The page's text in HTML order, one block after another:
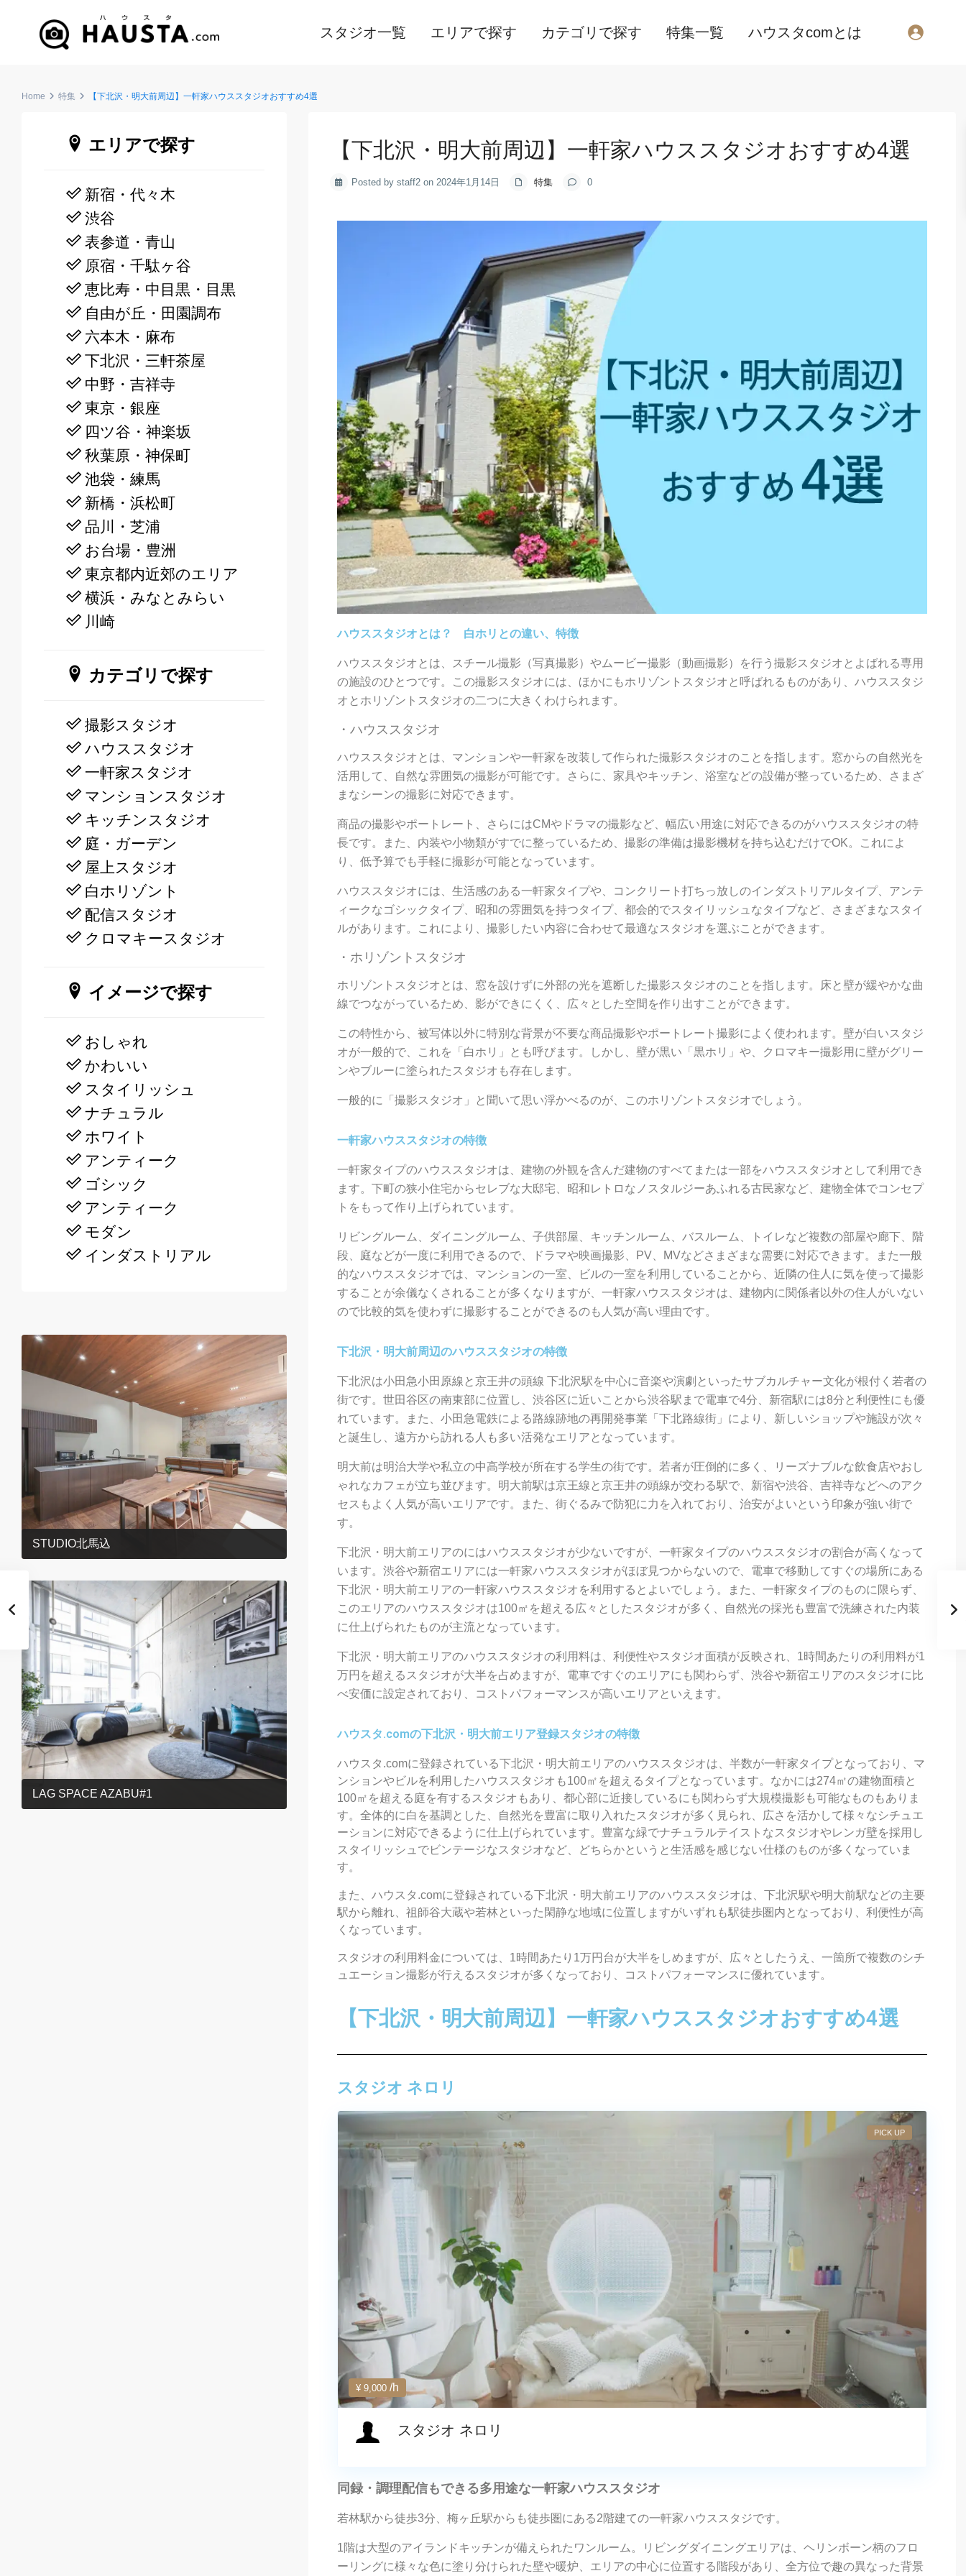
スタジオ一覧 エリアで探す カテゴリで探す 特集一覧 ハウスタcomとは
Home 特集 【下北沢・明大前周辺】一軒家ハウススタジオおすすめ4選
【下北沢・明大前周辺】一軒家ハウススタジオおすすめ4選
Posted by staff2 on 2024年1月14日 特集 0
ハウススタジオとは？ 白ホリとの違い、特徴
ハウススタジオとは、スチール撮影（写真撮影）やムービー撮影（動画撮影）を行う撮影スタジオとよばれる専用
の施設のひとつです。この撮影スタジオには、ほかにもホリゾントスタジオと呼ばれるものがあり、ハウススタジ
オとホリゾントスタジオの二つに大きくわけられます。
・ハウススタジオ
ハウススタジオとは、マンションや一軒家を改装して作られた撮影スタジオのことを指します。窓からの自然光を
活用して、自然な雰囲気の撮影が可能です。さらに、家具やキッチン、浴室などの設備が整っているため、さまざ
まなシーンの撮影に対応できます。
商品の撮影やポートレート、さらにはCMやドラマの撮影など、幅広い用途に対応できるのがハウススタジオの特
長です。また、内装や小物類がすでに整っているため、撮影の準備は撮影機材を持ち込むだけでOK。これによ
り、低予算でも手軽に撮影が可能となっています。
ハウススタジオには、生活感のある一軒家タイプや、コンクリート打ちっ放しのインダストリアルタイプ、アンテ
ィークなゴシックタイプ、昭和の雰囲気を持つタイプ、都会的でスタイリッシュなタイプなど、さまざまなスタイ
ルがあります。これにより、撮影したい内容に合わせて最適なスタジオを選ぶことができます。
・ホリゾントスタジオ
ホリゾントスタジオとは、窓を設けずに外部の光を遮断した撮影スタジオのことを指します。床と壁が緩やかな曲
線でつながっているため、影ができにくく、広々とした空間を作り出すことができます。
この特性から、被写体以外に特別な背景が不要な商品撮影やポートレート撮影によく使われます。壁が白いスタジ
オが一般的で、これを「白ホリ」とも呼びます。しかし、壁が黒い「黒ホリ」や、クロマキー撮影用に壁がグリー
ンやブルーに塗られたスタジオも存在します。
一般的に「撮影スタジオ」と聞いて思い浮かべるのが、このホリゾントスタジオでしょう。
一軒家ハウススタジオの特徴
一軒家タイプのハウススタジオは、建物の外観を含んだ建物のすべてまたは一部をハウススタジオとして利用でき
ます。下町の狭小住宅からセレブな大邸宅、昭和レトロなノスタルジーあふれる古民家など、建物全体でコンセプ
トをもって作り上げられています。
リビングルーム、ダイニングルーム、子供部屋、キッチンルーム、バスルーム、トイレなど複数の部屋や廊下、階
段、庭などが一度に利用できるので、ドラマや映画撮影、PV、MVなどさまざまな需要に対応できます。また一般
的なハウススタジオでは、マンションの一室、ビルの一室を利用していることから、近隣の住人に気を使って撮影
することが余儀なくされることが多くなりますが、一軒家ハウススタジオは、建物内に関係者以外の住人がいない
ので比較的気を使わずに撮影することができるのも人気が高い理由です。
下北沢・明大前周辺のハウススタジオの特徴
下北沢は小田急小田原線と京王井の頭線 下北沢駅を中心に音楽や演劇といったサブカルチャー文化が根付く若者の
街です。世田谷区の南東部に位置し、渋谷区に近いことから渋谷駅まで電車で4分、新宿駅には8分と利便性にも優
れています。また、小田急電鉄による路線跡地の再開発事業「下北路線街」により、新しいショップや施設が次々
と誕生し、遠方から訪れる人も多い活発なエリアとなっています。
明大前は明治大学や私立の中高学校が所在する学生の街です。若者が圧倒的に多く、リーズナブルな飲食店やおし
ゃれなカフェが立ち並びます。明大前駅は京王線と京王井の頭線が交わる駅で、新宿や渋谷、吉祥寺などへのアク
セスもよく人気が高いエリアです。また、街ぐるみで防犯に力を入れており、治安がよいという印象が強い街で
す。
下北沢・明大前エリアのにはハウススタジオが少ないですが、一軒家タイプのハウススタジオの割合が高くなって
います。渋谷や新宿エリアには一軒家ハウススタジオがほぼ見つからないので、電車で移動してすぐの場所にある
下北沢・明大前エリアの一軒家ハウススタジオを利用するとよいでしょう。また、一軒家タイプのものに限らず、
このエリアのハウススタジオは100㎡を超える広々としたスタジオが多く、自然光の採光も豊富で洗練された内装
に仕上げられたものが主流となっています。
下北沢・明大前エリアのハウススタジオの利用料は、利便性やスタジオ面積が反映され、1時間あたりの利用料が1
万円を超えるスタジオが大半を占めますが、電車ですぐのエリアにも関わらず、渋谷や新宿エリアのスタジオに比
べ安価に設定されており、コストパフォーマンスが高いエリアといえます。
ハウスタ.comの下北沢・明大前エリア登録スタジオの特徴
ハウスタ.comに登録されている下北沢・明大前エリアのハウススタジオは、半数が一軒家タイプとなっており、マ
ンションやビルを利用したハウススタジオも100㎡を超えるタイプとなっています。なかには274㎡の建物面積と
100㎡を超える庭を有するスタジオもあり、都心部に近接しているにも関わらず大規模撮影も可能なものもありま
す。全体的に白を基調とした、自然光を豊富に取り入れたスタジオが多く見られ、広さを活かして様々なシチュエ
ーションに対応できるように仕上げられています。豊富な緑でナチュラルテイストなスタジオやレンガ壁を採用し
スタイリッシュでビンテージなスタジオなど、どちらかというと生活感を感じない仕様のものが多くなっていま
す。
また、ハウスタ.comに登録されている下北沢・明大前エリアのハウススタジオは、下北沢駅や明大前駅などの主要
駅から離れ、祖師谷大蔵や若林といった閑静な地域に位置しますがいずれも駅徒歩圏内となっており、利便性が高
くなっています。
スタジオの利用料金については、1時間あたり1万円台が大半をしめますが、広々としたうえ、一箇所で複数のシチ
ュエーション撮影が行えるスタジオが多くなっており、コストパフォーマンスに優れています。
【下北沢・明大前周辺】一軒家ハウススタジオおすすめ4選
スタジオ ネロリ
¥ 9,000/h
PICK UP
スタジオ ネロリ
同録・調理配信もできる多用途な一軒家ハウススタジオ
若林駅から徒歩3分、梅ヶ丘駅からも徒歩圏にある2階建ての一軒家ハウススタジです。
1階は大型のアイランドキッチンが備えられたワンルーム。リビングダイニングエリアは、ヘリンボーン柄のフロ
ーリングに様々な色に塗り分けられた壁や暖炉、エリアの中心に位置する階段があり、全方位で趣の異なった背景
エリアで探す
新宿・代々木
渋谷
表参道・青山
原宿・千駄ヶ谷
恵比寿・中目黒・目黒
自由が丘・田園調布
六本木・麻布
下北沢・三軒茶屋
中野・吉祥寺
東京・銀座
四ツ谷・神楽坂
秋葉原・神保町
池袋・練馬
新橋・浜松町
品川・芝浦
お台場・豊洲
東京都内近郊のエリア
横浜・みなとみらい
川崎
カテゴリで探す
撮影スタジオ
ハウススタジオ
一軒家スタジオ
マンションスタジオ
キッチンスタジオ
庭・ガーデン
屋上スタジオ
白ホリゾント
配信スタジオ
クロマキースタジオ
イメージで探す
おしゃれ
かわいい
スタイリッシュ
ナチュラル
ホワイト
アンティーク
ゴシック
アンティーク
モダン
インダストリアル
STUDIO北馬込
LAG SPACE AZABU#1